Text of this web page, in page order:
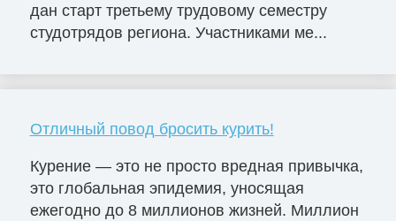
дан старт третьему трудовому семестру
студотрядов региона. Участниками ме...
Отличный повод бросить курить!
Курение — это не просто вредная привычка,
это глобальная эпидемия, уносящая
ежегодно до 8 миллионов жизней. Миллион